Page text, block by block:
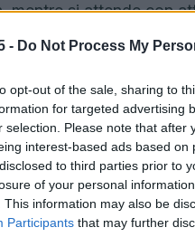
- Do Not Process My
opt-out of the sale, sharing to
for targeted advertising
selection. Please note that
interest-based ads based
to third parties prior to
of your personal
This information may also be
Participants that may further
si attende con
delle criptovalute.